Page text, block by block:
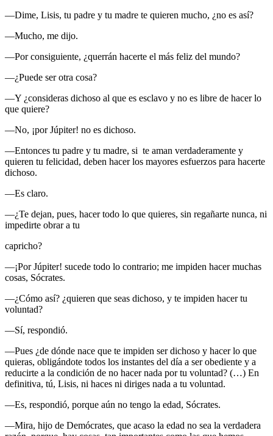
—Dime, Lisis, tu padre y tu madre te quieren mucho, ¿no es así?
—Mucho, me dijo.
—Por consiguiente, ¿querrán hacerte el más feliz del mundo?
—¿Puede ser otra cosa?
—Y ¿consideras dichoso al que es esclavo y no es libre de hacer lo
que quiere?
—No, ¡por Júpiter! no es dichoso.
—Entonces tu padre y tu madre, si te aman verdaderamente y
quieren tu felicidad, deben hacer los mayores esfuerzos para hacerte
dichoso.
—Es claro.
—¿Te dejan, pues, hacer todo lo que quieres, sin regañarte nunca, ni
impedirte obrar a tu
capricho?
—¡Por Júpiter! sucede todo lo contrario; me impiden hacer muchas
cosas, Sócrates.
—¿Cómo así? ¿quieren que seas dichoso, y te impiden hacer tu
voluntad?
—Sí, respondió.
—Pues ¿de dónde nace que te impiden ser dichoso y hacer lo que
quieras, obligándote todos los instantes del día a ser obediente y a
reducirte a la condición de no hacer nada por tu voluntad? (…) En
definitiva, tú, Lisis, ni haces ni diriges nada a tu voluntad.
—Es, respondió, porque aún no tengo la edad, Sócrates.
—Mira, hijo de Demócrates, que acaso la edad no sea la verdadera